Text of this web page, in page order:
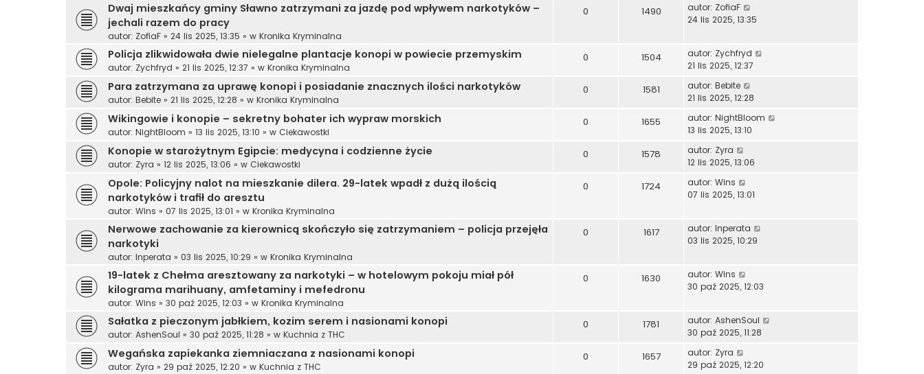
Dwaj mieszkańcy gminy Sławno zatrzymani za jazdę pod wpływem narkotyków –
jechali razem do pracy
autor: ZofiaF » 24 lis 2025, 13:35 » w Kronika Kryminalna
0 1490 autor: ZofiaF
24 lis 2025, 13:35
Policja zlikwidowała dwie nielegalne plantacje konopi w powiecie przemyskim
autor: Zychfryd » 21 lis 2025, 12:37 » w Kronika Kryminalna
0 1504 autor: Zychfryd
21 lis 2025, 12:37
Para zatrzymana za uprawę konopi i posiadanie znacznych ilości narkotyków
autor: Bebite » 21 lis 2025, 12:28 » w Kronika Kryminalna
0 1581 autor: Bebite
21 lis 2025, 12:28
Wikingowie i konopie – sekretny bohater ich wypraw morskich
autor: NightBloom » 13 lis 2025, 13:10 » w Ciekawostki
0 1655 autor: NightBloom
13 lis 2025, 13:10
Konopie w starożytnym Egipcie: medycyna i codzienne życie
autor: Zyra » 12 lis 2025, 13:06 » w Ciekawostki
0 1578 autor: Zyra
12 lis 2025, 13:06
Opole: Policyjny nalot na mieszkanie dilera. 29-latek wpadł z dużą ilością
narkotyków i trafił do aresztu
autor: Wins » 07 lis 2025, 13:01 » w Kronika Kryminalna
0 1724 autor: Wins
07 lis 2025, 13:01
Nerwowe zachowanie za kierownicą skończyło się zatrzymaniem – policja przejęła
narkotyki
autor: Inperata » 03 lis 2025, 10:29 » w Kronika Kryminalna
0 1617 autor: Inperata
03 lis 2025, 10:29
19-latek z Chełma aresztowany za narkotyki – w hotelowym pokoju miał pół
kilograma marihuany, amfetaminy i mefedronu
autor: Wins » 30 paź 2025, 12:03 » w Kronika Kryminalna
0 1630 autor: Wins
30 paź 2025, 12:03
Sałatka z pieczonym jabłkiem, kozim serem i nasionami konopi
autor: AshenSoul » 30 paź 2025, 11:28 » w Kuchnia z THC
0 1781 autor: AshenSoul
30 paź 2025, 11:28
Wegańska zapiekanka ziemniaczana z nasionami konopi
autor: Zyra » 29 paź 2025, 12:20 » w Kuchnia z THC
0 1657 autor: Zyra
29 paź 2025, 12:20